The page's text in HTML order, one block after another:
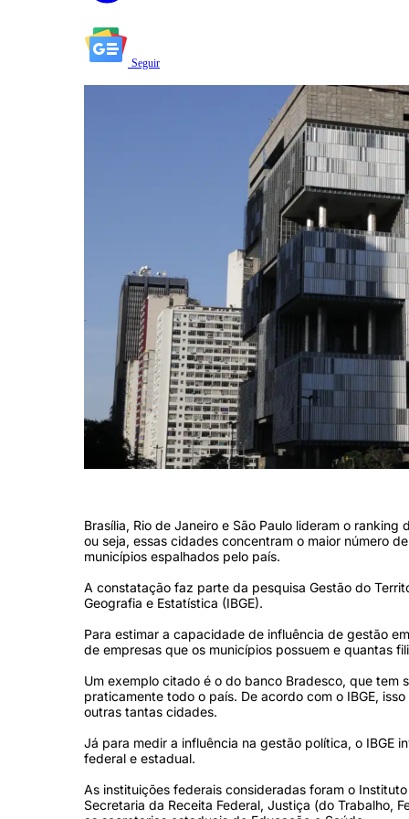
Seguir
Brasília, Rio de Janeiro e São Paulo lideram o
ou seja, essas cidades concentram o maior número
municípios espalhados pelo país.
A constatação faz parte da pesquisa Gestão do
Geografia e Estatística (IBGE).
Para estimar a capacidade de influência de gestão
de empresas que os municípios possuem e quantas
Um exemplo citado é o do banco Bradesco, que tem
praticamente todo o país. De acordo com o IBGE,
outras tantas cidades.
Já para medir a influência na gestão política, o IBGE
federal e estadual.
As instituições federais consideradas foram o
Secretaria da Receita Federal, Justiça (do Trabalho,